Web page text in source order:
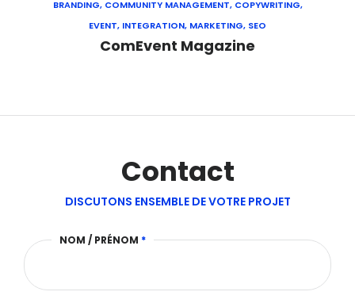
BRANDING, COMMUNITY MANAGEMENT, COPYWRITING,
EVENT, INTEGRATION, MARKETING, SEO
ComEvent Magazine
Contact
DISCUTONS ENSEMBLE DE VOTRE PROJET
NOM / PRÉNOM *